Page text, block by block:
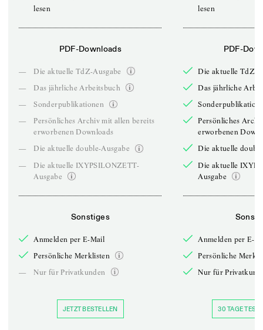
lesen
PDF-Downloads
—
Die aktuelle TdZ-Ausgabe
—
Das jährliche Arbeitsbuch
—
Sonderpublikationen
—
Persönliches Archiv mit allen bereits
erworbenen Downloads
—
Die aktuelle double-Ausgabe
—
Die aktuelle IXYPSILONZETT-
Ausgabe
Sonstiges
Anmelden per E-Mail
Persönliche Merklisten
—
Nur für Privatkunden
JETZT BESTELLEN
lesen
PDF-
Die aktuelle TdZ-
Das jährliche
Persönliches
erworbenen
Die aktuelle
Die aktuelle
Ausgabe
Anmelden per E-
Persönliche
Nur für
30 TAGE